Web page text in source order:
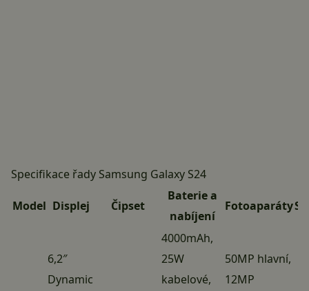
Specifikace řady Samsung Galaxy S24
Model Displej Čipset
Baterie a
nabíjení
Fotoaparáty
6,2″
Dynamic
4000mAh,
25W
kabelové,
50MP hlavní,
12MP